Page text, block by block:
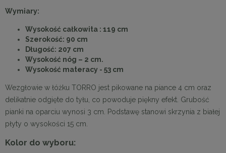
Wymiary:
Wysokość całkowita : 119 cm
Szerokość: 90 cm
Długość: 207 cm
Wysokość nóg – 2 cm.
Wysokość materacy - 53 cm
Wezgłowie w łóżku TORRO jest pikowane na piance 4 cm oraz
delikatnie odgięte do tyłu, co powoduje piękny efekt. Grubość
pianki na oparciu wynosi 3 cm. Podstawę stanowi skrzynia z białej
płyty o wysokości 15 cm.
Kolor do wyboru: